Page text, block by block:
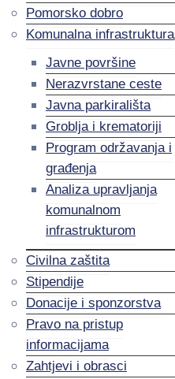
Pomorsko dobro
Komunalna infrastruktura
Javne površine
Nerazvrstane ceste
Javna parkirališta
Groblja i krematoriji
Program održavanja i
građenja
Analiza upravljanja
komunalnom
infrastrukturom
Civilna zaštita
Stipendije
Donacije i sponzorstva
Pravo na pristup
informacijama
Zahtjevi i obrasci